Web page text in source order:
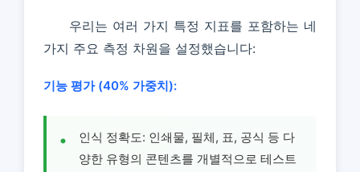
우리는 여러 가지 특정 지표를 포함하는 네
가지 주요 측정 차원을 설정했습니다:
기능 평가 (40% 가중치):
인식 정확도: 인쇄물, 필체, 표, 공식 등 다
양한 유형의 콘텐츠를 개별적으로 테스트